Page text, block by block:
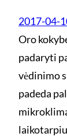
2017-04-
Oro
padaryti
vėdinimo
padeda